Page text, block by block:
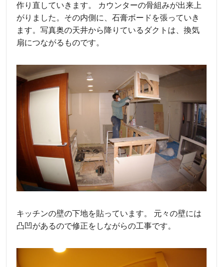
作り直していきます。 カウンターの骨組みが出来上
がりました。その内側に、石膏ボードを張っていき
ます。写真奥の天井から降りているダクトは、換気
扇につながるものです。
キッチンの壁の下地を貼っています。 元々の壁には
凸凹があるので修正をしながらの工事です。